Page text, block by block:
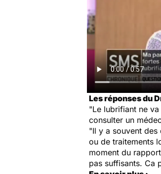
Les réponses du
"Le lubrifiant ne
consulter un
"Il y a souvent
ou de traitements
moment du
pas suffisants. Ca